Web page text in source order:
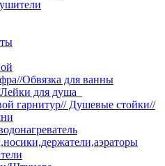
Обвязка для ванны
для душа
гарнитур// Душевые стойки//